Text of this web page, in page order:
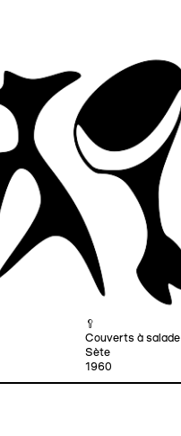
🥄
Couverts à salade
Sète
1960